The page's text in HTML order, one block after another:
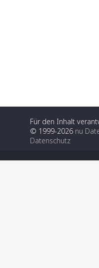
Für den Inhalt
© 1999-2026 nu
Datenschutz